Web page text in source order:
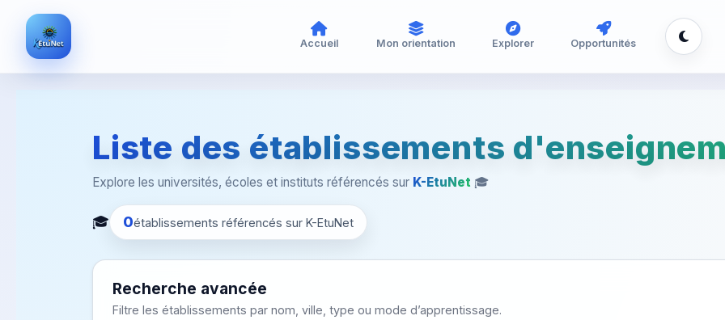
Accueil Mon orientation Explorer Opportunités
Liste des établissements
Explore les universités, écoles et instituts référencés sur K-EtuNet 🎓
🎓 0établissements référencés sur K-EtuNet
Recherche avancée
Filtre les établissements par nom, ville, type ou mode d’apprentissage.